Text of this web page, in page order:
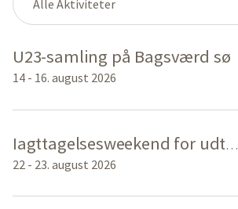
U23-samling på Bagsværd sø
14 - 16. august 2026
Iagttagelsesweekend for udtagelse til Coastal Beach Sprint 2026
22 - 23. august 2026